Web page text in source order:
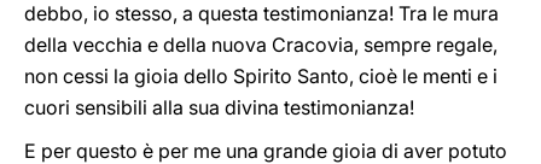
debbo, io stesso, a questa testimonianza! Tra le mura
della vecchia e della nuova Cracovia, sempre regale,
non cessi la gioia dello Spirito Santo, cioè le menti e i
cuori sensibili alla sua divina testimonianza!
E per questo è per me una grande gioia di aver potuto